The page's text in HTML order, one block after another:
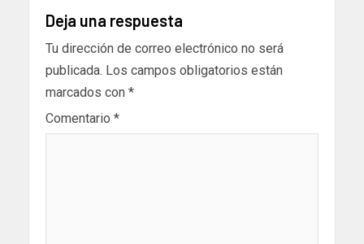
Deja una respuesta
Tu dirección de correo electrónico no será
publicada. Los campos obligatorios están
marcados con *
Comentario *